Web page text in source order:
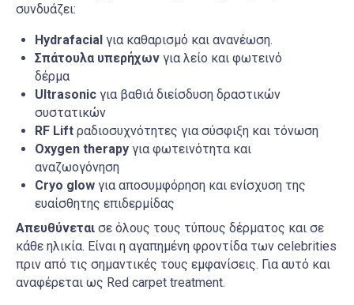
συνδυάζει:
Hydrafacial για καθαρισμό και ανανέωση.
Σπάτουλα υπερήχων για λείο και φωτεινό
δέρμα
Ultrasonic για βαθιά διείσδυση δραστικών
συστατικών
RF Lift ραδιοσυχνότητες για σύσφιξη και τόνωση
Oxygen therapy για φωτεινότητα και
αναζωογόνηση
Cryo glow για αποσυμφόρηση και ενίσχυση της
ευαίσθητης επιδερμίδας
Απευθύνεται σε όλους τους τύπους δέρματος και σε
κάθε ηλικία. Είναι η αγαπημένη φροντίδα των celebrities
πριν από τις σημαντικές τους εμφανίσεις. Για αυτό και
αναφέρεται ως Red carpet treatment.